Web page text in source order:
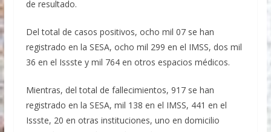
de resultado.
Del total de casos positivos, ocho mil 07 se han
registrado en la SESA, ocho mil 299 en el IMSS, dos mil
36 en el Issste y mil 764 en otros espacios médicos.
Mientras, del total de fallecimientos, 917 se han
registrado en la SESA, mil 138 en el IMSS, 441 en el
Issste, 20 en otras instituciones, uno en domicilio